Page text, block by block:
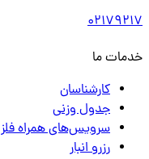
02179217
خدمات ما
کارشناسان
جدول وزنی
سرویس‌های همراه فلز
رزرو انبار